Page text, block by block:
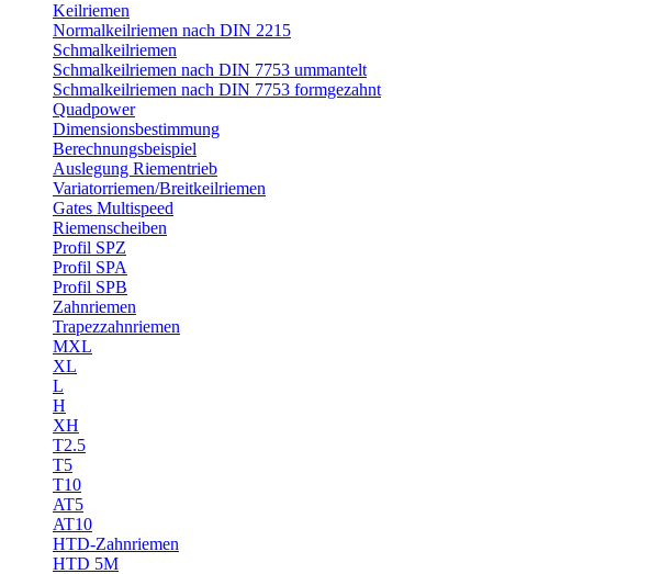
Keilriemen
Normalkeilriemen nach DIN 2215
Schmalkeilriemen
Schmalkeilriemen nach DIN 7753 ummantelt
Schmalkeilriemen nach DIN 7753 formgezahnt
Quadpower
Dimensionsbestimmung
Berechnungsbeispiel
Auslegung Riementrieb
Variatorriemen/Breitkeilriemen
Gates Multispeed
Riemenscheiben
Profil SPZ
Profil SPA
Profil SPB
Zahnriemen
Trapezzahnriemen
MXL
XL
L
H
XH
T2.5
T5
T10
AT5
AT10
HTD-Zahnriemen
HTD 5M